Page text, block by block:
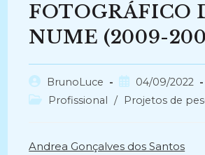
FOTOGRÁFICO
NUME (2009-
Autor
do
BrunoLuce
Post
publicado:
04/09/2022
Categoria
Profissional / Projetos de
Andrea Gonçalves dos Santos